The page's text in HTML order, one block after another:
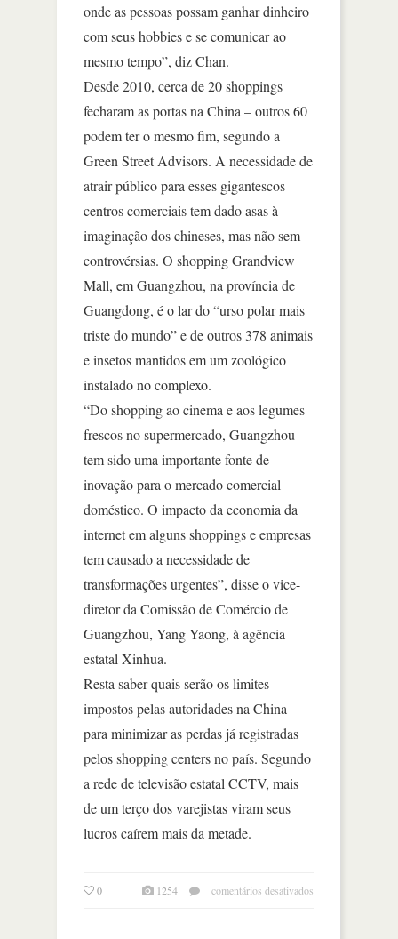
onde as pessoas possam ganhar dinheiro
com seus hobbies e se comunicar ao
mesmo tempo”, diz Chan.
Desde 2010, cerca de 20 shoppings
fecharam as portas na China – outros 60
podem ter o mesmo fim, segundo a
Green Street Advisors. A necessidade de
atrair público para esses gigantescos
centros comerciais tem dado asas à
imaginação dos chineses, mas não sem
controvérsias. O shopping Grandview
Mall, em Guangzhou, na província de
Guangdong, é o lar do “urso polar mais
triste do mundo” e de outros 378 animais
e insetos mantidos em um zoológico
instalado no complexo.
“Do shopping ao cinema e aos legumes
frescos no supermercado, Guangzhou
tem sido uma importante fonte de
inovação para o mercado comercial
doméstico. O impacto da economia da
internet em alguns shoppings e empresas
tem causado a necessidade de
transformações urgentes”, disse o vice-
diretor da Comissão de Comércio de
Guangzhou, Yang Yaong, à agência
estatal Xinhua.
Resta saber quais serão os limites
impostos pelas autoridades na China
para minimizar as perdas já registradas
pelos shopping centers no país. Segundo
a rede de televisão estatal CCTV, mais
de um terço dos varejistas viram seus
lucros caírem mais da metade.
0 1254 comentários desativados